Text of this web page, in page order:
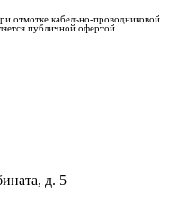
отмотке кабельно-проводниковой
публичной офертой.
д. 5